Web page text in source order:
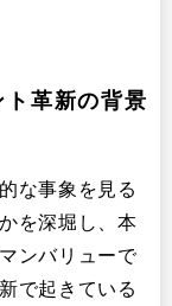
革新の背景
な事象を見る
を深堀し、本
ンバリューで
で起きている